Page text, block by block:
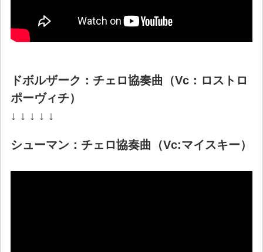
ドボルザーク：チェロ協奏曲（Vc：ロストロ
ポーヴィチ）
↓ ↓ ↓ ↓ ↓
シューマン：チェロ協奏曲（Vc:マイスキー）